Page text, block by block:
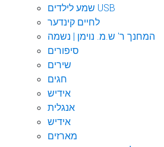
שמע לילדים USB
לחיים קינדער
המחנך ר' ש.מ. נוימן | נשמה
סיפורים
שירים
חגים
אידיש
אנגלית
אידיש
מארזים